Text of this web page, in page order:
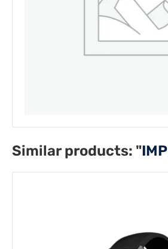
Similar products: "